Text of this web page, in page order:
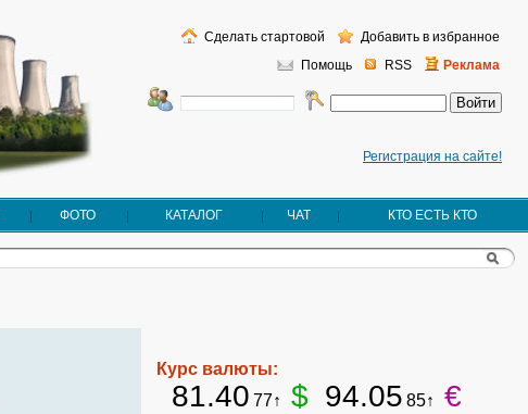
Регистрация на сайте!
Помощь RSS Реклама
Сделать стартовой Добавить в избранное
ФОТО КАТАЛОГ ЧАТ КТО ЕСТЬ КТО
Курс валюты:
81.40 77↑ $ 94.05 85↑ €